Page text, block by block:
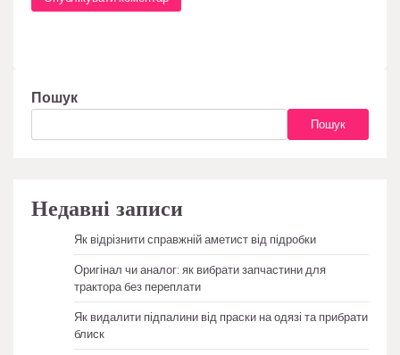
Пошук
Пошук
Недавні записи
Як відрізнити справжній аметист від підробки
Оригінал чи аналог: як вибрати запчастини для
трактора без переплати
Як видалити підпалини від праски на одязі та прибрати
блиск